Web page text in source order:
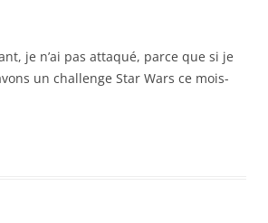
je n’ai pas attaqué, parce que si je
un challenge Star Wars ce mois-